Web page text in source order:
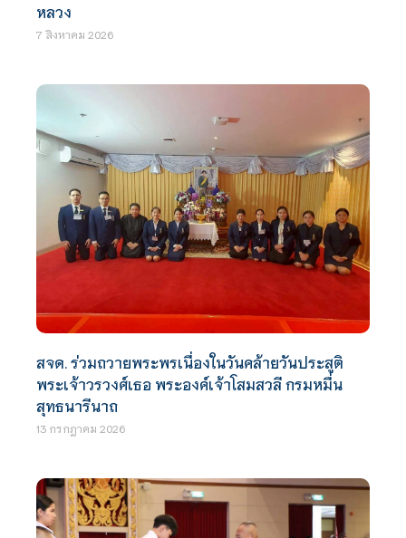
หลวง
7 สิงหาคม 2026
สจด. ร่วมถวายพระพรเนื่องในวันคล้ายวันประสูติ
พระเจ้าวรวงศ์เธอ พระองค์เจ้าโสมสวลี กรมหมื่น
สุทธนารีนาถ
13 กรกฎาคม 2026